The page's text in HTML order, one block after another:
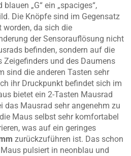
„G“ ein „spaciges“,
Die Knöpfe sind im Gegensatz
worden, da sich die
der Sensorauflösung nicht
befinden, sondern auf die
Zeigefinders und des Daumens
sind die anderen Tasten sehr
ihr Druckpunkt befindet sich im
bietet ein 2-Tasten Mausrad
das Mausrad sehr angenehm zu
Maus selbst sehr komfortabel
was auf ein geringes
zurückzuführen ist. Das schon
pulsiert in neonblau und